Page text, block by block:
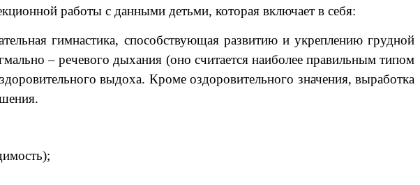
работы с данными детьми, которая включает в себя:
гимнастика, способствующая развитию и укреплению грудной
– речевого дыхания (оно считается наиболее правильным типом
выдоха. Кроме оздоровительного значения, выработка